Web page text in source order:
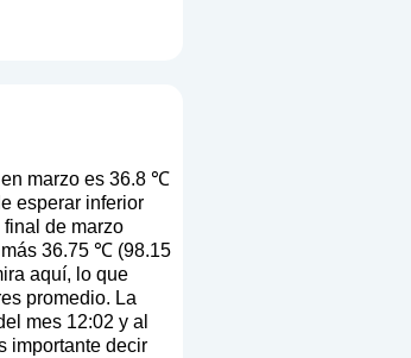
en marzo es 36.8 ℃
esperar inferior
de marzo
más 36.75 ℃ (98.15
aquí, lo que
promedio. La
mes 12:02 y al
importante decir